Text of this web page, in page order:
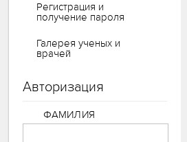
Регистрация и
получение пароля
Галерея ученых и
врачей
Авторизация
ФАМИЛИЯ